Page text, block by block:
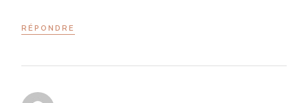
RÉPONDRE